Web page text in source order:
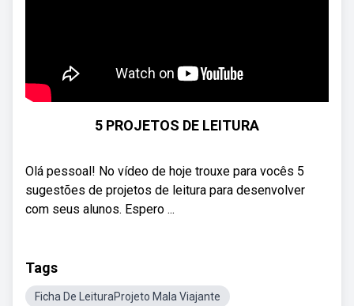
5 PROJETOS DE LEITURA
Olá pessoal! No vídeo de hoje trouxe para vocês 5
sugestões de projetos de leitura para desenvolver
com seus alunos. Espero ...
Tags
Ficha De LeituraProjeto Mala Viajante